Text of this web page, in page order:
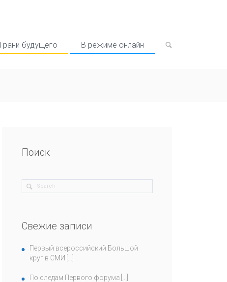
Грани будущего В режиме онлайн
Поиск
Свежие записи
Первый всероссийский Большой
круг в СМИ
По следам Первого форума